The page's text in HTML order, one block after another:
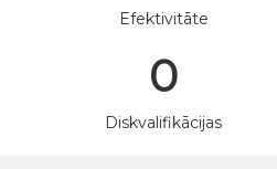
Efektivitāte
0
Diskvalifikācijas